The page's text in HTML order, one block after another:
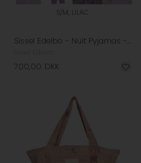
S/M, LILAC
Sissel Edelbo - Nuit Pyjamas - Lilac
700,00 DKK